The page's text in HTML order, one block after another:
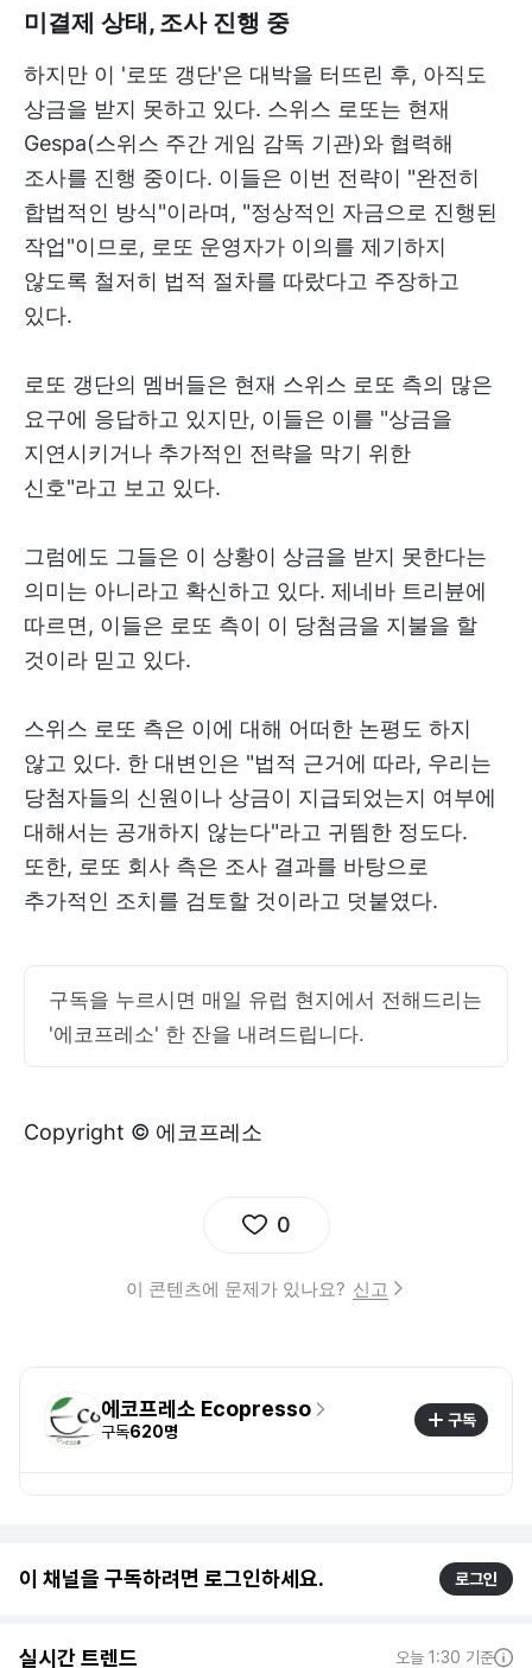
미결제 상태, 조사 진행 중
하지만 이 '로또 갱단'은 대박을 터뜨린 후, 아직도
상금을 받지 못하고 있다. 스위스 로또는 현재
Gespa(스위스 주간 게임 감독 기관)와 협력해
조사를 진행 중이다. 이들은 이번 전략이 "완전히
합법적인 방식"이라며, "정상적인 자금으로 진행된
작업"이므로, 로또 운영자가 이의를 제기하지
않도록 철저히 법적 절차를 따랐다고 주장하고
있다.
로또 갱단의 멤버들은 현재 스위스 로또 측의 많은
요구에 응답하고 있지만, 이들은 이를 "상금을
지연시키거나 추가적인 전략을 막기 위한
신호"라고 보고 있다.
그럼에도 그들은 이 상황이 상금을 받지 못한다는
의미는 아니라고 확신하고 있다. 제네바 트리뷴에
따르면, 이들은 로또 측이 이 당첨금을 지불을 할
것이라 믿고 있다.
스위스 로또 측은 이에 대해 어떠한 논평도 하지
않고 있다. 한 대변인은 "법적 근거에 따라, 우리는
당첨자들의 신원이나 상금이 지급되었는지 여부에
대해서는 공개하지 않는다"라고 귀띔한 정도다.
또한, 로또 회사 측은 조사 결과를 바탕으로
추가적인 조치를 검토할 것이라고 덧붙였다.
구독을 누르시면 매일 유럽 현지에서 전해드리는
'에코프레소' 한 잔을 내려드립니다.
Copyright © 에코프레소
0
이 콘텐츠에 문제가 있나요? 신고
에코프레소 Ecopresso
구독620명
구독
이 채널을 구독하려면 로그인하세요. 로그인
실시간 트렌드 오늘 1:30 기준